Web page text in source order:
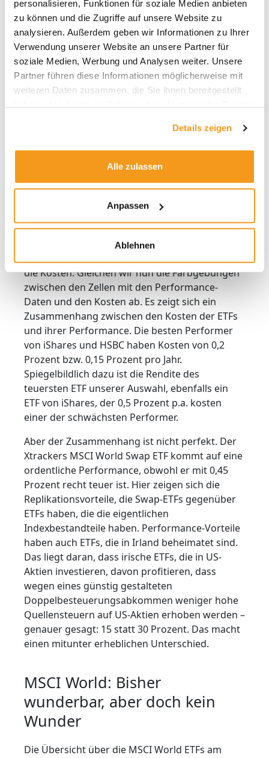
personalisieren, Funktionen für soziale Medien anbieten
zu können und die Zugriffe auf unsere Website zu
analysieren. Außerdem geben wir Informationen zu Ihrer
Verwendung unserer Website an unsere Partner für
soziale Medien, Werbung und Analysen weiter. Unsere
Partner führen diese Informationen möglicherweise mit
weiteren Daten zusammen, die Sie ihnen bereitgestellt
Details zeigen
Alle zulassen
Anpassen
Ablehnen
anderen Zeiträume, wobei die jüngeren ETFs
von SPDR (State Street), Lyxor/Amundi und
Deutsche Bank, die keine Zehnjahreshistorie
haben, in den kürzeren 3- und 5
Jahreszeiträumen teilweise besser als der
iShares Core MSCI World ETF performt haben.
Performance in Euro und Prozent, ab 3 Jahren
p.a., Daten per 6.7.2023, Quelle: Morningstar
Das zweite große Gütekriterium bei ETFs sind
die Kosten. Gleichen wir nun die Farbgebungen
zwischen den Zellen mit den Performance-
Daten und den Kosten ab. Es zeigt sich ein
Zusammenhang zwischen den Kosten der ETFs
und ihrer Performance. Die besten Performer
von iShares und HSBC haben Kosten von 0,2
Prozent bzw. 0,15 Prozent pro Jahr.
Spiegelbildlich dazu ist die Rendite des
teuersten ETF unserer Auswahl, ebenfalls ein
ETF von iShares, der 0,5 Prozent p.a. kosten
einer der schwächsten Performer.
Aber der Zusammenhang ist nicht perfekt. Der
Xtrackers MSCI World Swap ETF kommt auf eine
ordentliche Performance, obwohl er mit 0,45
Prozent recht teuer ist. Hier zeigen sich die
Replikationsvorteile, die Swap-ETFs gegenüber
ETFs haben, die die eigentlichen
Indexbestandteile haben. Performance-Vorteile
haben auch ETFs, die in Irland beheimatet sind.
Das liegt daran, dass irische ETFs, die in US-
Aktien investieren, davon profitieren, dass
wegen eines günstig gestalteten
Doppelbesteuerungsabkommen weniger hohe
Quellensteuern auf US-Aktien erhoben werden –
genauer gesagt: 15 statt 30 Prozent. Das macht
einen mitunter erheblichen Unterschied.
MSCI World: Bisher
wunderbar, aber doch kein
Wunder
Die Übersicht über die MSCI World ETFs am